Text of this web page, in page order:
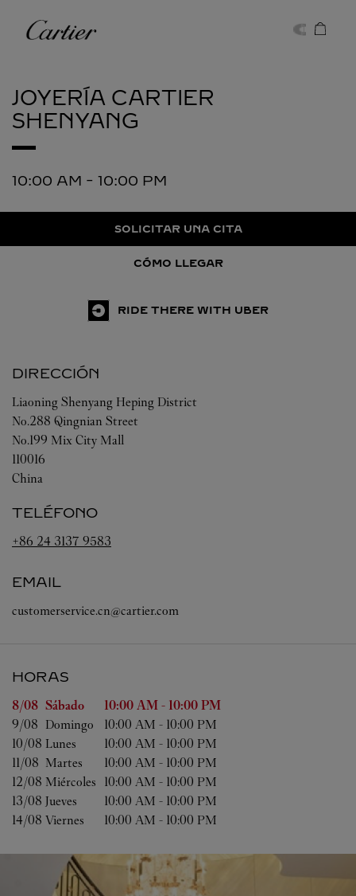
Cartier
JOYERÍA CARTIER
SHENYANG
10:00 AM - 10:00 PM
SOLICITAR UNA CITA
CÓMO LLEGAR
RIDE THERE WITH UBER
DIRECCIÓN
Liaoning Shenyang Heping District
No.288 Qingnian Street
No.199 Mix City Mall
110016
China
TELÉFONO
+86 24 3137 9583
EMAIL
customerservice.cn@cartier.com
HORAS
Día de la semana Horas
8/08 Sábado 10:00 AM - 10:00 PM
9/08 Domingo 10:00 AM - 10:00 PM
10/08 Lunes 10:00 AM - 10:00 PM
11/08 Martes 10:00 AM - 10:00 PM
12/08 Miércoles 10:00 AM - 10:00 PM
13/08 Jueves 10:00 AM - 10:00 PM
14/08 Viernes 10:00 AM - 10:00 PM